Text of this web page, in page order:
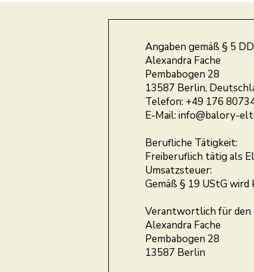
Angaben gemäß § 5
Alexandra Fache
Pembabogen 28
13587 Berlin,
Telefon: +49 176
E-Mail:info@balory-
Berufliche Tätigkeit:
Freiberuflich tätig als
Umsatzsteuer:
Gemäß § 19 UStG
Verantwortlich für den
Alexandra Fache
Pembabogen 28
13587 Berlin